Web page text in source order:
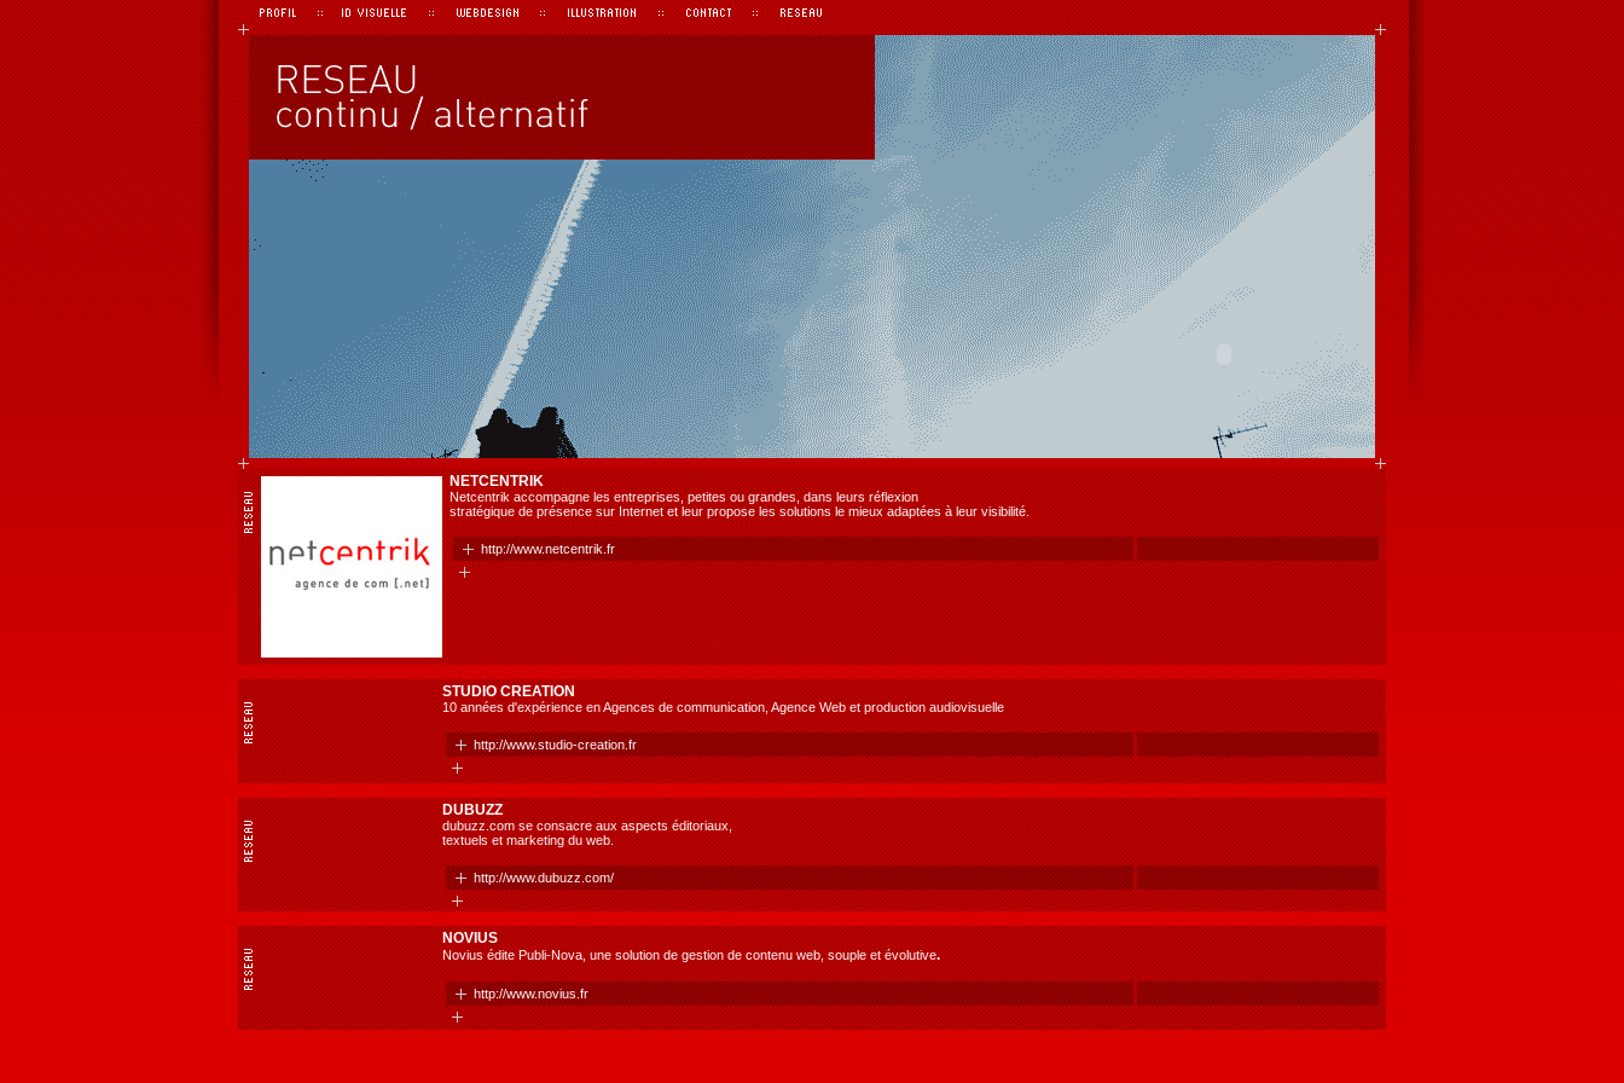
NETCENTRIK
Netcentrik accompagne les entreprises, petites ou grandes, dans leurs réflexion
stratégique de présence sur Internet et leur propose les solutions le mieux adaptées à leur visibilité.
http://www.netcentrik.fr
STUDIO CREATION
10 années d'expérience en Agences de communication, Agence Web et production audiovisuelle
http://www.studio-creation.fr
DUBUZZ
dubuzz.com se consacre aux aspects éditoriaux,
textuels et marketing du web.
http://www.dubuzz.com/
NOVIUS
Novius édite Publi-Nova, une solution de gestion de contenu web, souple et évolutive.
http://www.novius.fr